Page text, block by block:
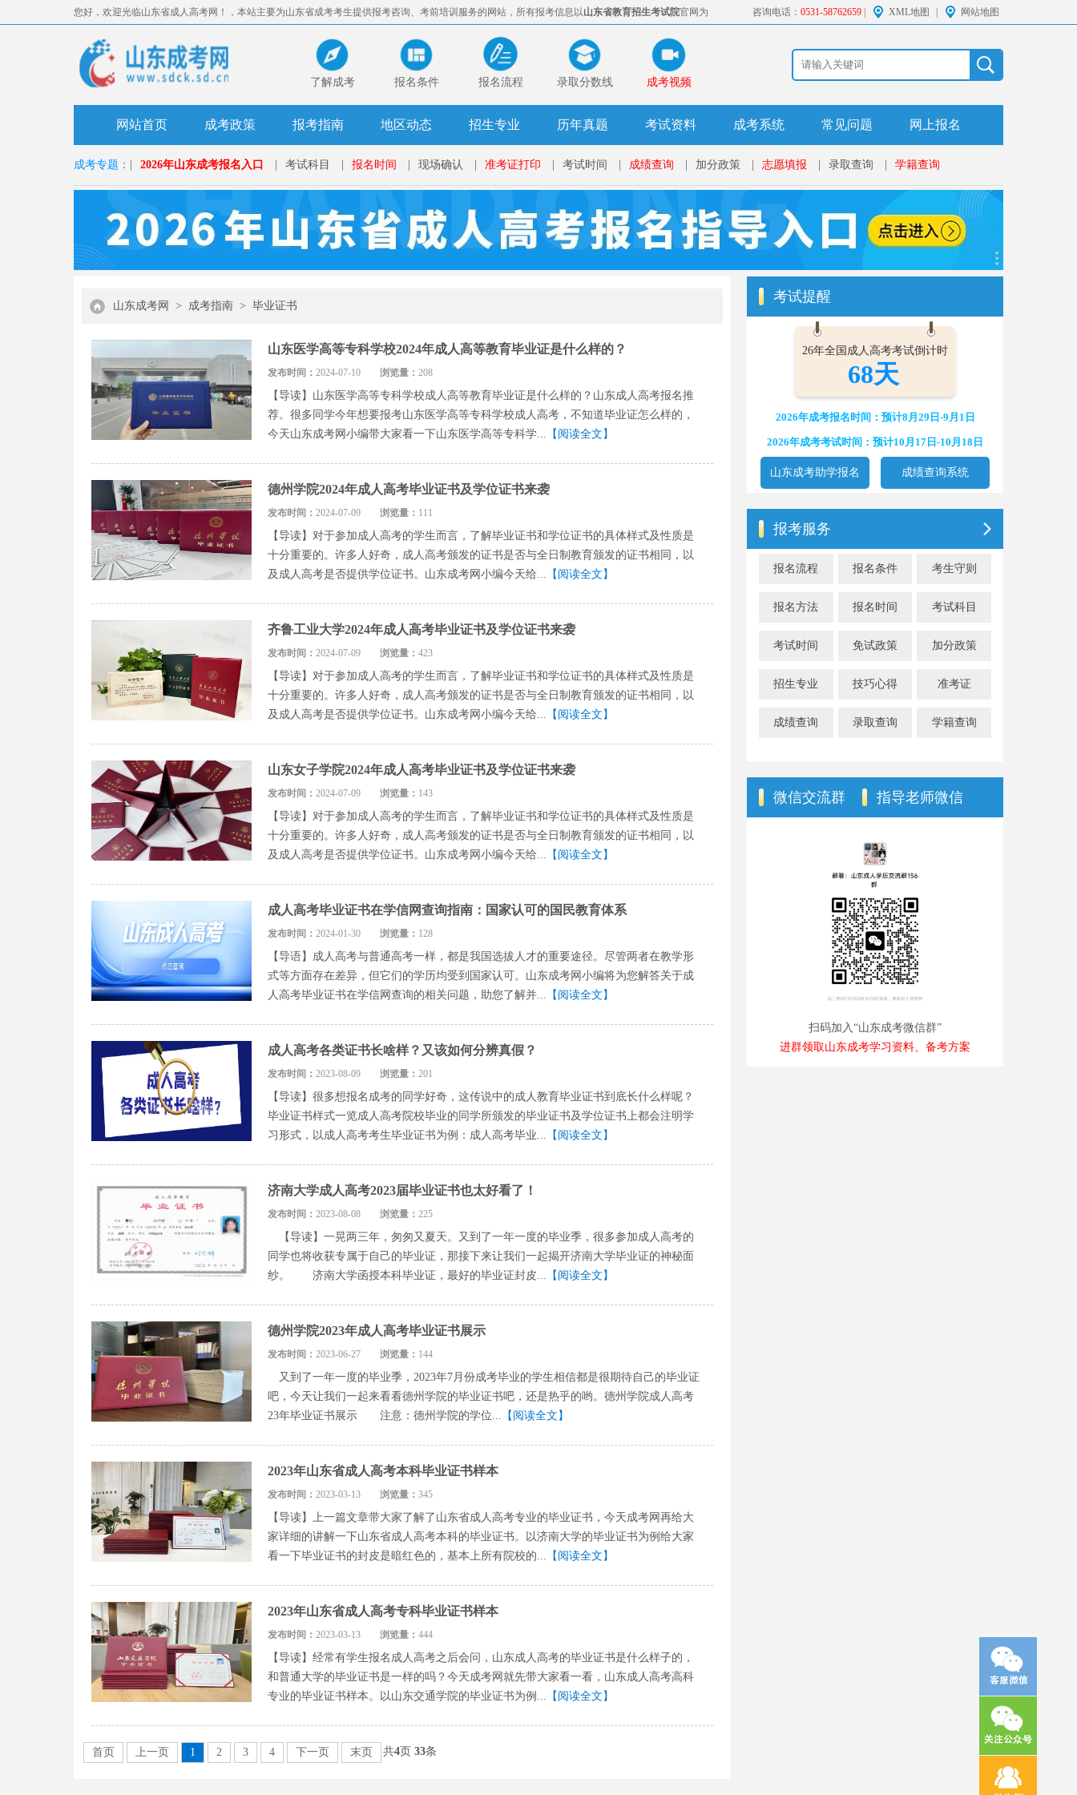
您好，欢迎光临山东省成人高考网！，本站主要为山东省成考考生提供报考咨询、考前培训服务的网站，所有报考信息以山东省教育招生考试院官网为 咨询电话： 0531-58762659 XML地图 网站地图
了解成考 报名条件 报名流程 录取分数线 成考视频
网站首页 成考政策 报考指南 地区动态 招生专业 历年真题 考试资料 成考系统 常见问题 网上报名
成考专题： 2026年山东成考报名入口 考试科目 报名时间 现场确认 准考证打印 考试时间 成绩查询 加分政策 志愿填报 录取查询 学籍查询
山东成考网 > 成考指南 > 毕业证书
山东医学高等专科学校2024年成人高等教育毕业证是什么样的？
发布时间： 2024-07-10 浏览量： 208
【导读】山东医学高等专科学校成人高等教育毕业证是什么样的？山东成人高考报名推
荐。很多同学今年想要报考山东医学高等专科学校成人高考，不知道毕业证怎么样的，
今天山东成考网小编带大家看一下山东医学高等专科学... 【阅读全文】
德州学院2024年成人高考毕业证书及学位证书来袭
发布时间： 2024-07-09 浏览量： 111
【导读】对于参加成人高考的学生而言，了解毕业证书和学位证书的具体样式及性质是
十分重要的。许多人好奇，成人高考颁发的证书是否与全日制教育颁发的证书相同，以
及成人高考是否提供学位证书。山东成考网小编今天给... 【阅读全文】
齐鲁工业大学2024年成人高考毕业证书及学位证书来袭
发布时间： 2024-07-09 浏览量： 423
【导读】对于参加成人高考的学生而言，了解毕业证书和学位证书的具体样式及性质是
十分重要的。许多人好奇，成人高考颁发的证书是否与全日制教育颁发的证书相同，以
及成人高考是否提供学位证书。山东成考网小编今天给... 【阅读全文】
山东女子学院2024年成人高考毕业证书及学位证书来袭
发布时间： 2024-07-09 浏览量： 143
【导读】对于参加成人高考的学生而言，了解毕业证书和学位证书的具体样式及性质是
十分重要的。许多人好奇，成人高考颁发的证书是否与全日制教育颁发的证书相同，以
及成人高考是否提供学位证书。山东成考网小编今天给... 【阅读全文】
成人高考毕业证书在学信网查询指南：国家认可的国民教育体系
发布时间： 2024-01-30 浏览量： 128
【导语】成人高考与普通高考一样，都是我国选拔人才的重要途径。尽管两者在教学形
式等方面存在差异，但它们的学历均受到国家认可。山东成考网小编将为您解答关于成
人高考毕业证书在学信网查询的相关问题，助您了解并... 【阅读全文】
成人高考各类证书长啥样？又该如何分辨真假？
发布时间： 2023-08-09 浏览量： 201
【导读】很多想报名成考的同学好奇，这传说中的成人教育毕业证书到底长什么样呢？
毕业证书样式一览成人高考院校毕业的同学所颁发的毕业证书及学位证书上都会注明学
习形式，以成人高考考生毕业证书为例：成人高考毕业... 【阅读全文】
济南大学成人高考2023届毕业证书也太好看了！
发布时间： 2023-08-08 浏览量： 225
【导读】一晃两三年，匆匆又夏天。又到了一年一度的毕业季，很多参加成人高考的
同学也将收获专属于自己的毕业证，那接下来让我们一起揭开济南大学毕业证的神秘面
纱。 济南大学函授本科毕业证，最好的毕业证封皮... 【阅读全文】
德州学院2023年成人高考毕业证书展示
发布时间： 2023-06-27 浏览量： 144
又到了一年一度的毕业季，2023年7月份成考毕业的学生相信都是很期待自己的毕业证
吧，今天让我们一起来看看德州学院的毕业证书吧，还是热乎的哟。德州学院成人高考
23年毕业证书展示 注意：德州学院的学位... 【阅读全文】
2023年山东省成人高考本科毕业证书样本
发布时间： 2023-03-13 浏览量： 345
【导读】上一篇文章带大家了解了山东省成人高考专业的毕业证书，今天成考网再给大
家详细的讲解一下山东省成人高考本科的毕业证书。以济南大学的毕业证书为例给大家
看一下毕业证书的封皮是暗红色的，基本上所有院校的... 【阅读全文】
2023年山东省成人高考专科毕业证书样本
发布时间： 2023-03-13 浏览量： 444
【导读】经常有学生报名成人高考之后会问，山东成人高考的毕业证书是什么样子的，
和普通大学的毕业证书是一样的吗？今天成考网就先带大家看一看，山东成人高考高科
专业的毕业证书样本。以山东交通学院的毕业证书为例... 【阅读全文】
首页 上一页 1 2 3 4 下一页 末页 共4页 33条
考试提醒
26年全国成人高考考试倒计时
68天
2026年成考报名时间：预计8月29日-9月1日
2026年成考考试时间：预计10月17日-10月18日
山东成考助学报名 成绩查询系统
报考服务
报名流程 报名条件 考生守则
报名方法 报名时间 考试科目
考试时间 免试政策 加分政策
招生专业 技巧心得 准考证
成绩查询 录取查询 学籍查询
微信交流群 指导老师微信
扫码加入“山东成考微信群”
进群领取山东成考学习资料、备考方案